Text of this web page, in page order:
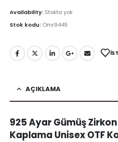
Availability: Stokta yok
Stok kodu: Omr9445
AÇIKLAMA
925 Ayar Gümüş Zirkon
Kaplama Unisex OTF